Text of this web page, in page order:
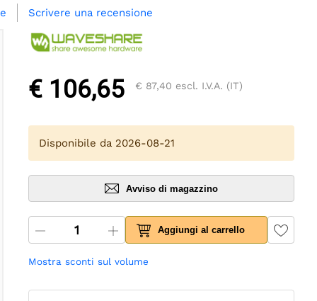
Scrivere una recensione
€ 106,65 € 87,40 escl. I.V.A. (IT)
Disponibile da 2026-08-21
Avviso di magazzino
Aggiungi al carrello
Mostra sconti sul volume